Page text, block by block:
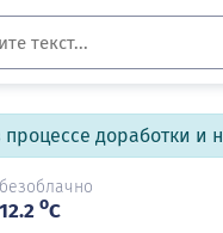
доработки
безоблачно
12.2 oC